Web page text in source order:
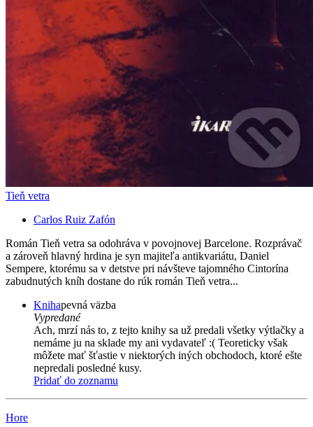
Tieň vetra
Carlos Ruiz Zafón
Román Tieň vetra sa odohráva v povojnovej Barcelone. Rozprávač
a zároveň hlavný hrdina je syn majiteľa antikvariátu, Daniel
Sempere, ktorému sa v detstve pri návšteve tajomného Cintorína
zabudnutých kníh dostane do rúk román Tieň vetra...
Knihapevná väzba
Vypredané
Ach, mrzí nás to, z tejto knihy sa už predali všetky výtlačky a
nemáme ju na sklade my ani vydavateľ :( Teoreticky však
môžete mať šťastie v niektorých iných obchodoch, ktoré ešte
nepredali posledné kusy.
Pridať do zoznamu
Hore